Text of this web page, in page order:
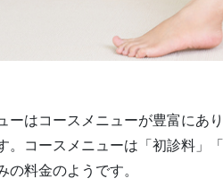
ーはコースメニューが豊富にあ
。コースメニューは「初診料」
の料金のようです。